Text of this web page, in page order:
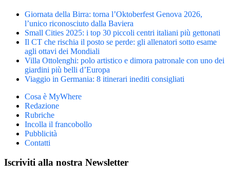
Giornata della Birra: torna l’Oktoberfest Genova 2026,
l’unico riconosciuto dalla Baviera
Small Cities 2025: i top 30 piccoli centri italiani più gettonati
Il CT che rischia il posto se perde: gli allenatori sotto esame
agli ottavi dei Mondiali
Villa Ottolenghi: polo artistico e dimora patronale con uno dei
giardini più belli d’Europa
Viaggio in Germania: 8 itinerari inediti consigliati
Cosa è MyWhere
Redazione
Rubriche
Incolla il francobollo
Pubblicità
Contatti
Iscriviti alla nostra Newsletter